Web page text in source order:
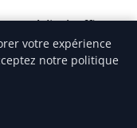
médical, affirme :
entrepreneures
financière
d’une
votre expérience
notre politique